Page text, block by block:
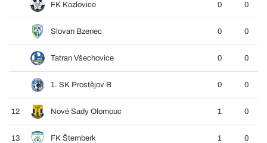
FK Kozlovice 0 0
Slovan Bzenec 0 0
Tatran Všechovice 0 0
1. SK Prostějov B 0 0
12 Nové Sady Olomouc 1 0
13 FK Šternberk 1 0